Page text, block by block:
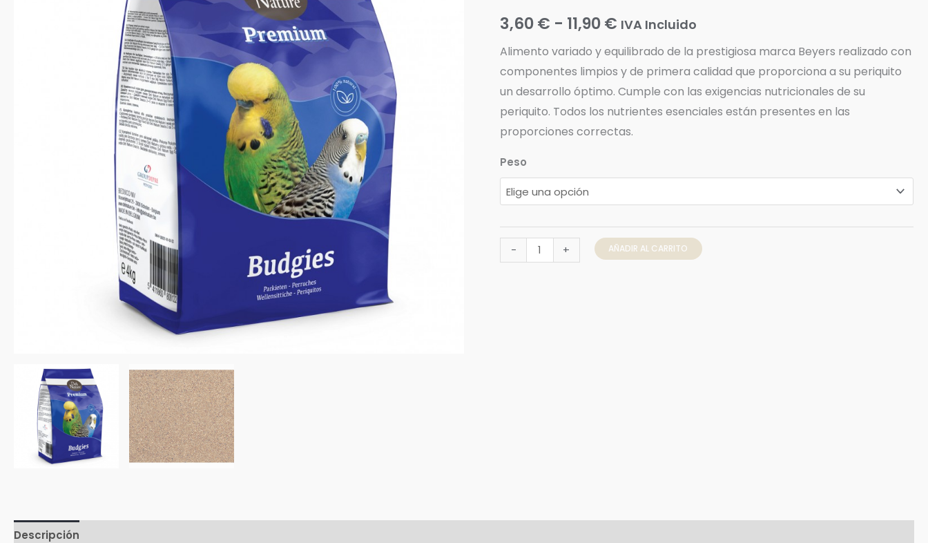
3,60€ - 11,90€ 3,60 €
hasta
11,90 €
IVA Incluido
Alimento variado y equilibrado de la prestigiosa marca Beyers realizado con
componentes limpios y de primera calidad que proporciona a su periquito
un desarrollo óptimo. Cumple con las exigencias nutricionales de su
periquito. Todos los nutrientes esenciales están presentes en las
proporciones correctas.
Peso
-
tamaños
+ AÑADIR AL CARRITO
Descripción